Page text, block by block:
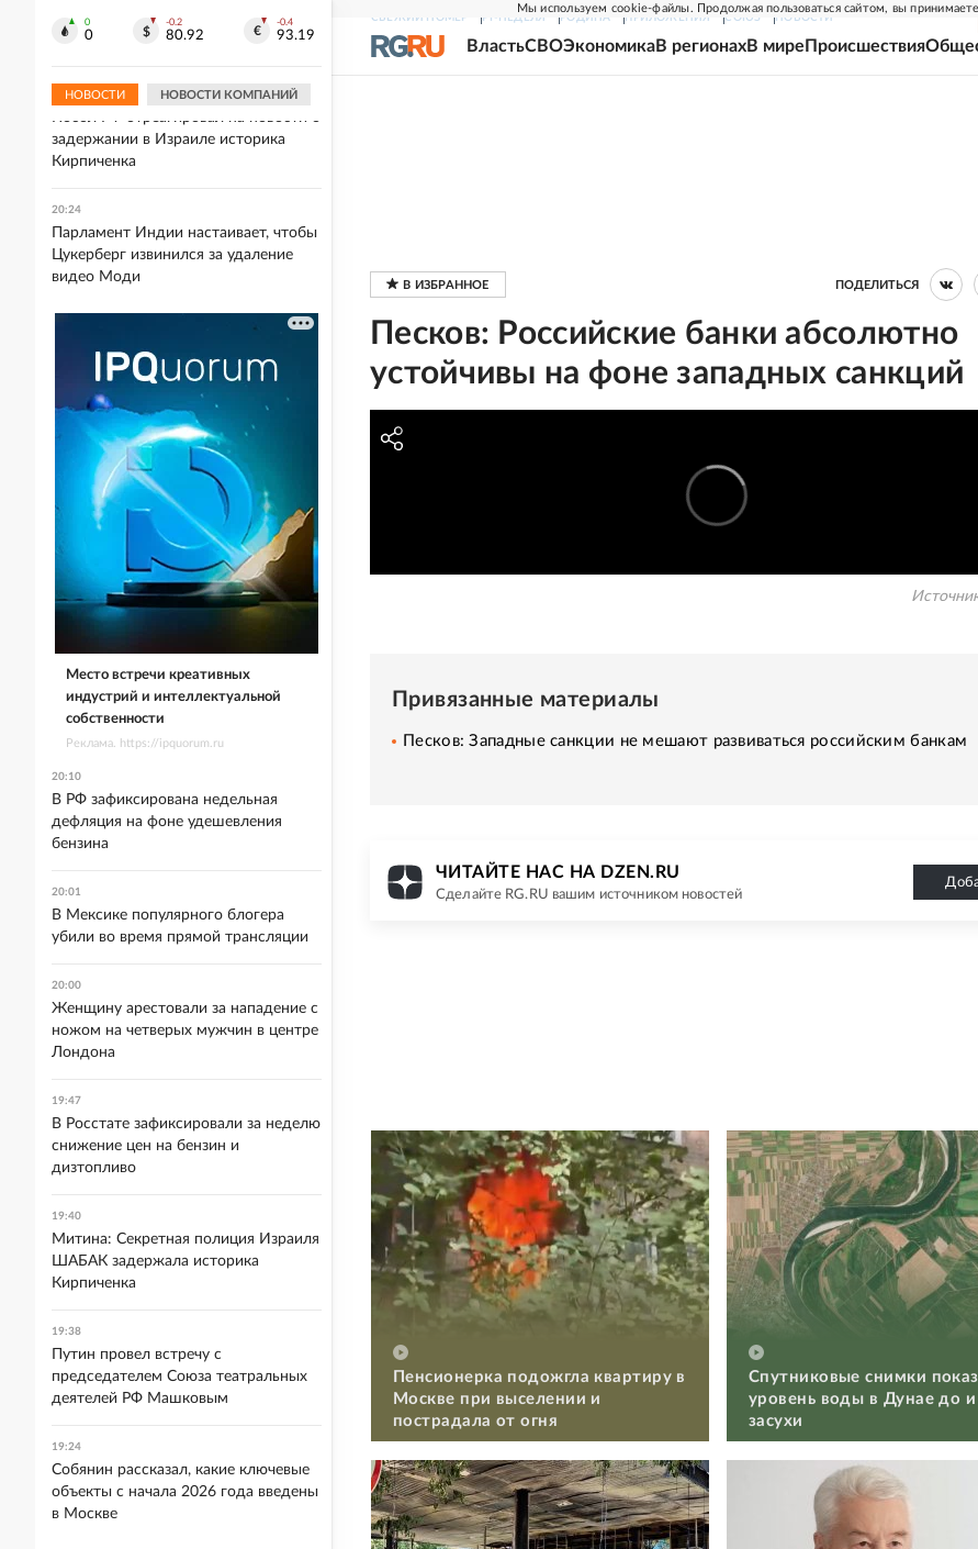
Мы используем cookie-файлы. Продолжая пользоваться сайтом, вы
СВЕЖИЙ НОМЕР РГ-НЕДЕЛЯ РОДИНА ПРИЛОЖЕНИЯ СОЮЗ НОВОСТИ
ВластьСВОЭкономикаВ регионахВ мире Происшествия
ПОДЕЛИТЬСЯ
Песков: Российские банки абсолютно
устойчивы на фоне западных санкций
Привязанные материалы
Песков: Западные санкции не мешают развиваться российским банкам
ЧИТАЙТЕ НАС НА DZEN.RU
Сделайте RG.RU вашим источником новостей
Пенсионерка подожгла квартиру в
Москве при выселении и
пострадала от огня
Спутниковые снимки
уровень воды в Дунае до и
засухи
0
0
-0.2
80.92
-0.4
93.19
НОВОСТИ НОВОСТИ КОМПАНИЙ
Такаси Миике получил первый
20:26
Посол РФ отреагировал на новости о
задержании в Израиле историка
Кирпиченка
20:24
Парламент Индии настаивает, чтобы
Цукерберг извинился за удаление
видео Моди
Место встречи креативных
индустрий и интеллектуальной
собственности
Реклама. https://ipquorum.ru
20:10
В РФ зафиксирована недельная
дефляция на фоне удешевления
бензина
20:01
В Мексике популярного блогера
убили во время прямой трансляции
20:00
Женщину арестовали за нападение с
ножом на четверых мужчин в центре
Лондона
19:47
В Росстате зафиксировали за неделю
снижение цен на бензин и
дизтопливо
19:40
Митина: Секретная полиция Израиля
ШАБАК задержала историка
Кирпиченка
19:38
Путин провел встречу с
председателем Союза театральных
деятелей РФ Машковым
19:24
Собянин рассказал, какие ключевые
объекты с начала 2026 года введены
в Москве